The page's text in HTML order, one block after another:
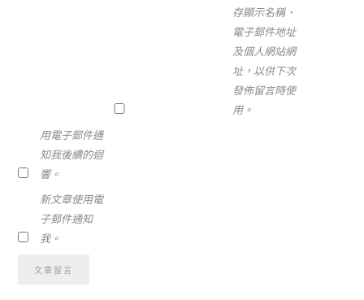
存顯示名稱、
電子郵件地址
及個人網站網
址，以供下次
發佈留言時使
用。
用電子郵件通
知我後續的迴
響。
新文章使用電
子郵件通知
我。